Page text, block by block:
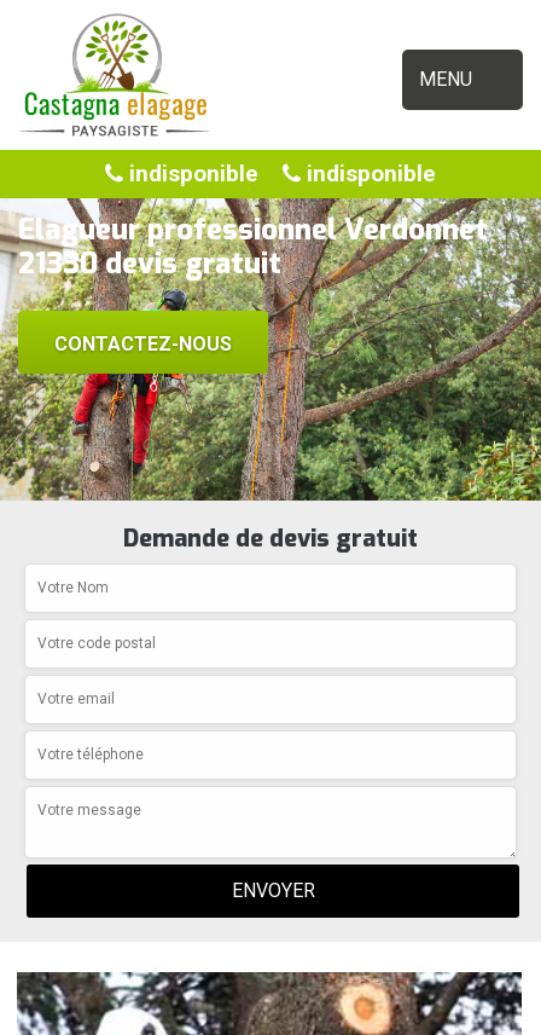
MENU
indisponible indisponible
Elagueur professionnel Verdonnet
21330 devis gratuit
CONTACTEZ-NOUS
Demande de devis gratuit